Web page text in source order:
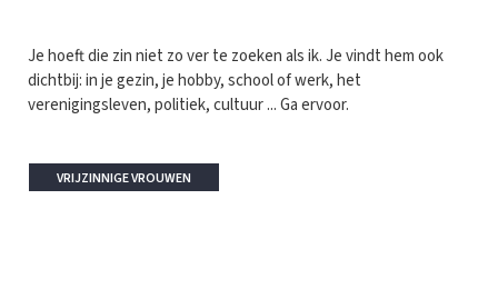
Je hoeft die zin niet zo ver te zoeken als ik. Je vindt hem ook
dichtbij: in je gezin, je hobby, school of werk, het
verenigingsleven, politiek, cultuur ... Ga ervoor.
VRIJZINNIGE VROUWEN